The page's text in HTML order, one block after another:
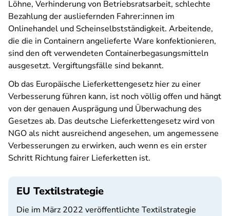
Löhne, Verhinderung von Betriebsratsarbeit, schlechte
Bezahlung der ausliefernden Fahrer:innen im
Onlinehandel und Scheinselbstständigkeit. Arbeitende,
die die in Containern angelieferte Ware konfektionieren,
sind den oft verwendeten Containerbegasungsmitteln
ausgesetzt. Vergiftungsfälle sind bekannt.
Ob das Europäische Lieferkettengesetz hier zu einer
Verbesserung führen kann, ist noch völlig offen und hängt
von der genauen Ausprägung und Überwachung des
Gesetzes ab. Das deutsche Lieferkettengesetz wird von
NGO als nicht ausreichend angesehen, um angemessene
Verbesserungen zu erwirken, auch wenn es ein erster
Schritt Richtung fairer Lieferketten ist.
EU Textilstrategie
Die im März 2022 veröffentlichte Textilstrategie